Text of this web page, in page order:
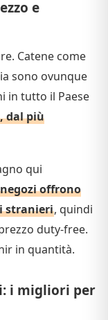
e
Catene come
sono ovunque
in tutto il Paese
dal più
qui
offrono
stranieri, quindi
duty-free.
in quantità.
i migliori per